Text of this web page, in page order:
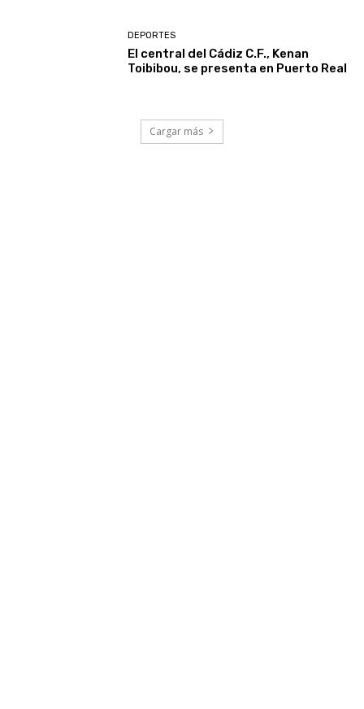
DEPORTES
El central del Cádiz C.F., Kenan
Toibibou, se presenta en Puerto Real
Cargar más